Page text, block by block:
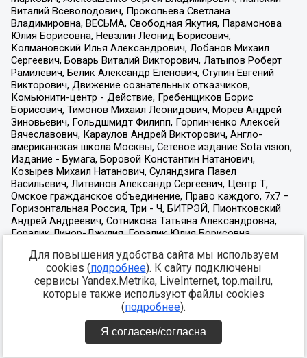
Для повышения удобства сайта мы используем
cookies (подробнее). К сайту подключены
сервисы Yandex.Metrika, LiveInternet, top.mail.ru,
которые также используют файлы cookies
(подробнее).
Я согласен/согласна